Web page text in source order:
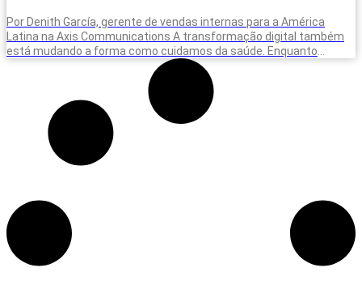
Por Denith García, gerente de vendas internas para a América
Latina na Axis Communications A transformação digital também
está mudando a forma como cuidamos da saúde. Enquanto